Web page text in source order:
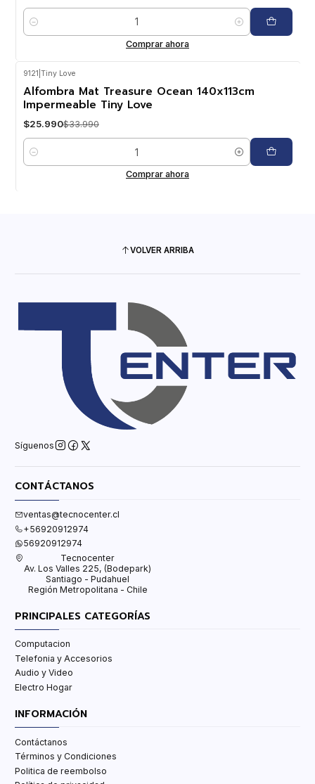
Cantidad
Comprar ahora
-24%
9121 Tiny Love
Alfombra Mat Treasure Ocean 140x113cm
Impermeable Tiny Love
$25.990$33.990
Cantidad
Comprar ahora
VOLVER ARRIBA
Síguenos
CONTÁCTANOS
ventas@tecnocenter.cl
+56920912974
56920912974
Tecnocenter
Av. Los Valles 225, (Bodepark)
Santiago - Pudahuel
Región Metropolitana - Chile
PRINCIPALES CATEGORÍAS
Computacion
Telefonia y Accesorios
Audio y Video
Electro Hogar
INFORMACIÓN
Contáctanos
Términos y Condiciones
Politica de reembolso